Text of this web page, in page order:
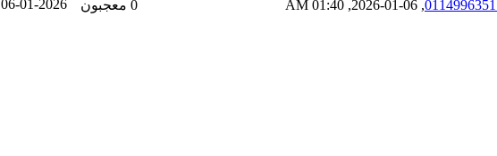
,
06-01-2026, 01:40 AM
0 معجبون
06-01-2026, 01:40 AM